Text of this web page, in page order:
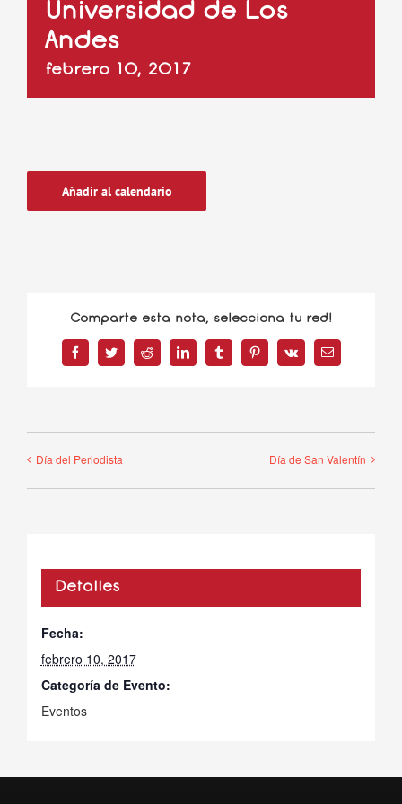
Universidad de Los
Andes
febrero 10, 2017
Añadir al calendario
Comparte esta nota, selecciona tu red!
FacebookTwitterReddit LinkedInTumblrPinterest
Vk
Correo
electrónico
Día del Periodista Día de San Valentín
Detalles
Fecha:
febrero 10, 2017
Categoría de Evento:
Eventos